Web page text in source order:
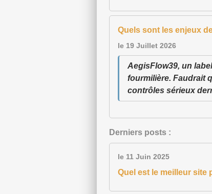
Quels sont les enjeux
le 19 Juillet 2026
AegisFlow39, un
fourmilière. Faudrait
contrôles sérieux
Derniers posts :
le 11 Juin 2025
Quel est le meilleur site